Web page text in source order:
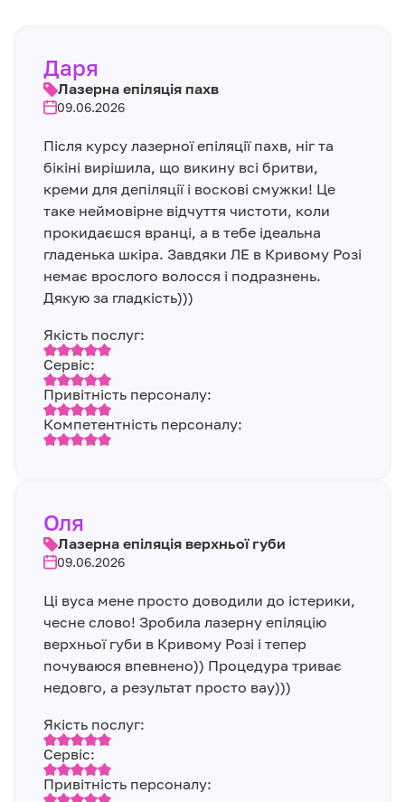
Даря
Лазерна епіляція пахв
09.06.2026
Після курсу лазерної епіляції пахв, ніг та
бікіні вирішила, що викину всі бритви,
креми для депіляції і воскові смужки! Це
таке неймовірне відчуття чистоти, коли
прокидаєшся вранці, а в тебе ідеальна
гладенька шкіра. Завдяки ЛЕ в Кривому Розі
немає врослого волосся і подразнень.
Дякую за гладкість)))
Якість послуг:
Сервіс:
Привітність персоналу:
Компетентність персоналу:
Оля
Лазерна епіляція верхньої губи
09.06.2026
Ці вуса мене просто доводили до істерики,
чесне слово! Зробила лазерну епіляцію
верхньої губи в Кривому Розі і тепер
почуваюся впевнено)) Процедура триває
недовго, а результат просто вау)))
Якість послуг:
Сервіс:
Привітність персоналу: